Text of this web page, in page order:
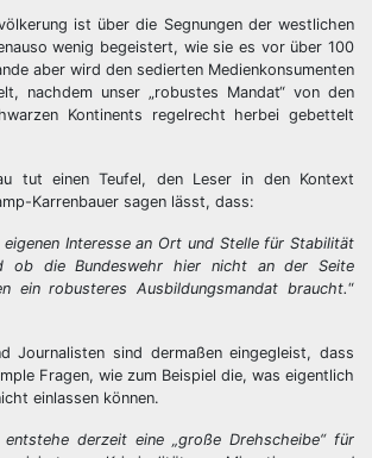
ist über die Segnungen der westlichen
wenig begeistert, wie sie es vor über 100
aber wird den sedierten Medienkonsumenten
nachdem unser „robustes Mandat“ von den
Kontinents regelrecht herbei gebettelt
tut einen Teufel, den Leser in den Kontext
Karrenbauer sagen lässt, dass:
Interesse an Ort und Stelle für Stabilität
ob die Bundeswehr hier nicht an der Seite
ein robusteres Ausbildungsmandat braucht.“
Journalisten sind dermaßen eingegleist, dass
Fragen, wie zum Beispiel die, was eigentlich
einlassen können.
derzeit eine „große Drehscheibe“ für